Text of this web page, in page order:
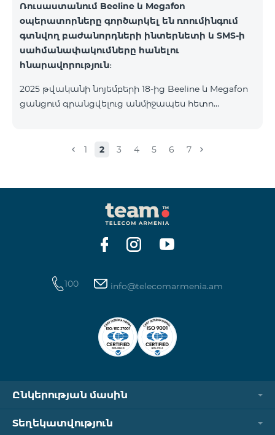
կստանան անսահմանափակ ինտերնետ, 2000
րոպե դեպի ՀՀ բոլոր ցանցեր, ԱՄՆ, Կանադա, ՌԴ
Beeline և Tele2 ցանցեր, 500 SMS, 200 ՄԲ
ռոումինգում, 60 TV ալիք։ «BeFree 5000 unlimit»
սակագնային փաթեթի ամսավճարը կազմում է
սակագնային փաթեթը կդադարի գ
Ռուսաստանում Beeline և Megafon
օպերատորները գործարկել են ռոումինգում
գտնվող բաժանորդների ինտերնետի և SMS-ի
սահմանափակումները հանելու
հնարավորություն։
2025 թվականի նոյեմբերի 18-ից Beeline և Megafon
ցանցում գրանցվելուց անմիջապես հետո
էջին։ Ստուգումը հաջողությամբ անցնելուց հետո
կերպով։ Խնդրում ենք ուշադրություն դարձնել, որ
Captcha հղումն աշխատում է միայն
համապատասխան օպերատորի բջջային
ցանցին միացված լինելու դեպքում։ Wi-Fi-ը և VPN-
ը պետք է անջատված լինեն, հակառակ դեպքում
1 2 3 4 5 6 7
100 info@telecomarmenia.am
Ընկերության մասին
Տեղեկատվություն